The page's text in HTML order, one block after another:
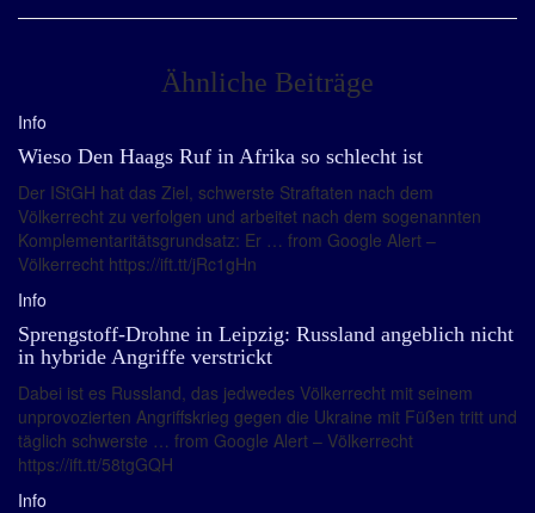
Ähnliche Beiträge
Info
Wieso Den Haags Ruf in Afrika so schlecht ist
Der IStGH hat das Ziel, schwerste Straftaten nach dem
Völkerrecht zu verfolgen und arbeitet nach dem sogenannten
Komplementaritätsgrundsatz: Er … from Google Alert –
Völkerrecht https://ift.tt/jRc1gHn
Info
Sprengstoff-Drohne in Leipzig: Russland angeblich nicht
in hybride Angriffe verstrickt
Dabei ist es Russland, das jedwedes Völkerrecht mit seinem
unprovozierten Angriffskrieg gegen die Ukraine mit Füßen tritt und
täglich schwerste … from Google Alert – Völkerrecht
https://ift.tt/58tgGQH
Info